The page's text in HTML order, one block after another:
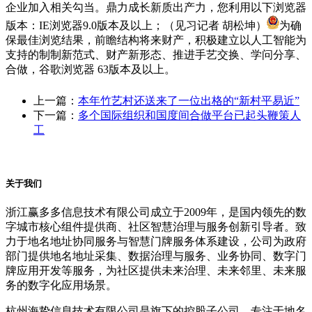
企业加入相关勾当。鼎力成长新质出产力，您利用以下浏览器
版本：IE浏览器9.0版本及以上；（见习记者 胡松坤）
为确
保最佳浏览结果，前瞻结构将来财产，积极建立以人工智能为
支持的制制新范式、财产新形态、推进手艺交换、学问分享、
合做，谷歌浏览器 63版本及以上。
上一篇： 本年竹艺村还送来了一位出格的“新村平易近”
下一篇： 多个国际组织和国度间合做平台已起头鞭策人
工
关于我们
浙江赢多多信息技术有限公司成立于2009年，是国内领先的数
字城市核心组件提供商、社区智慧治理与服务创新引导者。致
力于地名地址协同服务与智慧门牌服务体系建设，公司为政府
部门提供地名地址采集、数据治理与服务、业务协同、数字门
牌应用开发等服务，为社区提供未来治理、未来邻里、未来服
务的数字化应用场景。